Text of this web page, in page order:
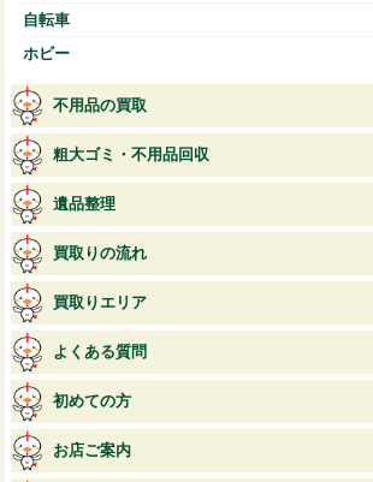
自転車
ホビー
不用品の買取
粗大ゴミ・不用品回収
遺品整理
買取りの流れ
買取りエリア
よくある質問
初めての方
お店ご案内